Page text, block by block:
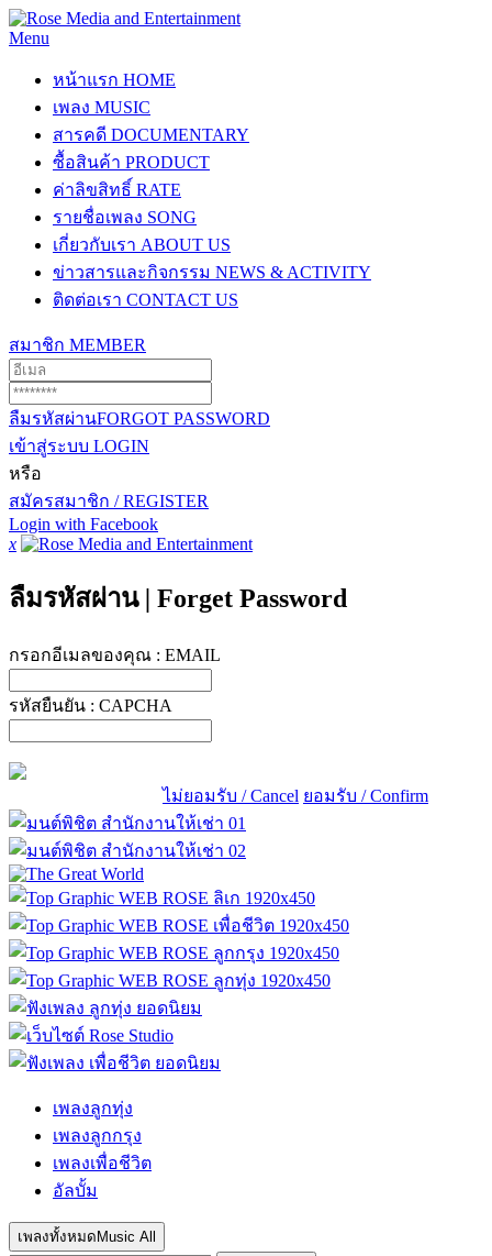
Menu
หน้าแรก HOME
เพลง MUSIC
สารคดี DOCUMENTARY
ซื้อสินค้า PRODUCT
ค่าลิขสิทธิ์ RATE
รายชื่อเพลง SONG
เกี่ยวกับเรา ABOUT US
ข่าวสารและกิจกรรม NEWS & ACTIVITY
ติดต่อเรา CONTACT US
สมาชิก MEMBER
ลืมรหัสผ่านFORGOT PASSWORD
เข้าสู่ระบบ LOGIN
หรือ
สมัครสมาชิก / REGISTER
Login with Facebook
x
ลืมรหัสผ่าน | Forget Password
กรอกอีเมลของคุณ : EMAIL
รหัสยืนยัน : CAPCHA
ไม่ยอมรับ / Cancel ยอมรับ / Confirm
เพลงลูกทุ่ง
เพลงลูกกรุง
เพลงเพื่อชีวิต
อัลบั้ม
เพลงทั้งหมด Music All